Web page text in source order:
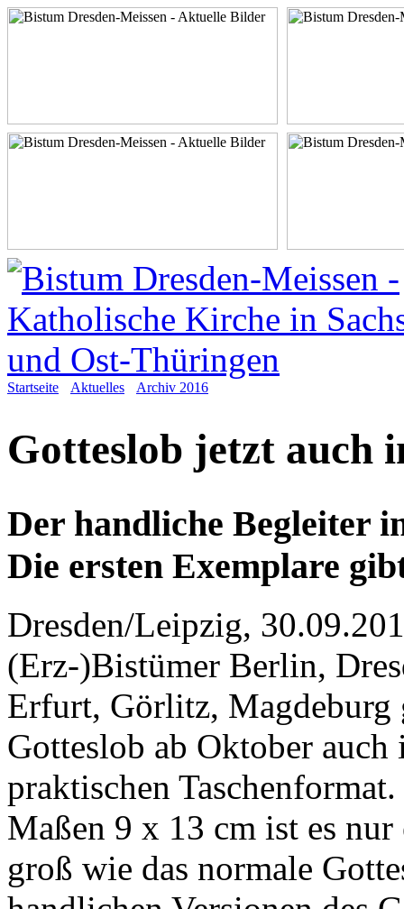
Startseite Aktuelles Archiv 2016
Gotteslob jetzt auch
Der handliche Begleiter
Die ersten Exemplare
Dresden/Leipzig,
(Erz-)Bistümer Berlin,
Erfurt, Görlitz, Magdeburg
Gotteslob ab Oktober auch
praktischen
Maßen 9 x 13 cm ist es nur
groß wie das normale